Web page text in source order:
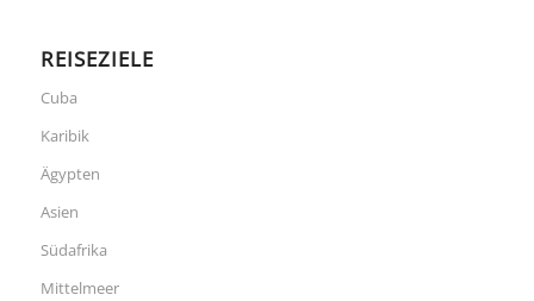
REISEZIELE
Cuba
Karibik
Ägypten
Asien
Südafrika
Mittelmeer